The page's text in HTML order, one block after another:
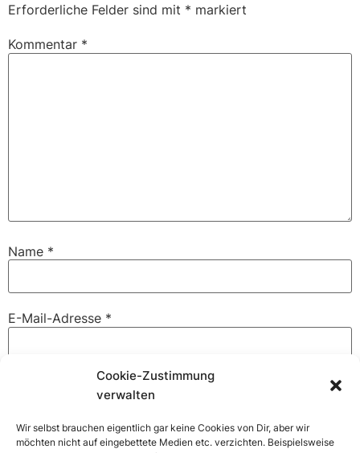
Cookie-Zustimmung
verwalten
Wir selbst brauchen eigentlich gar keine Cookies von Dir, aber wir
möchten nicht auf eingebettete Medien etc. verzichten. Beispielsweise
Erforderliche Felder sind mit * markiert
Kommentar *
Name *
E-Mail-Adresse *